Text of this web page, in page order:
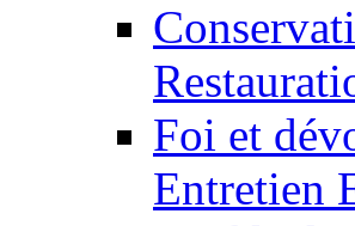
Foi et
Entretien